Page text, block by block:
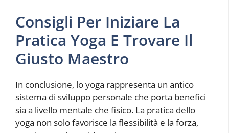
Consigli Per Iniziare La
Pratica Yoga E Trovare Il
Giusto Maestro
In conclusione, lo yoga rappresenta un antico
sistema di sviluppo personale che porta benefici
sia a livello mentale che fisico. La pratica dello
yoga non solo favorisce la flessibilità e la forza,